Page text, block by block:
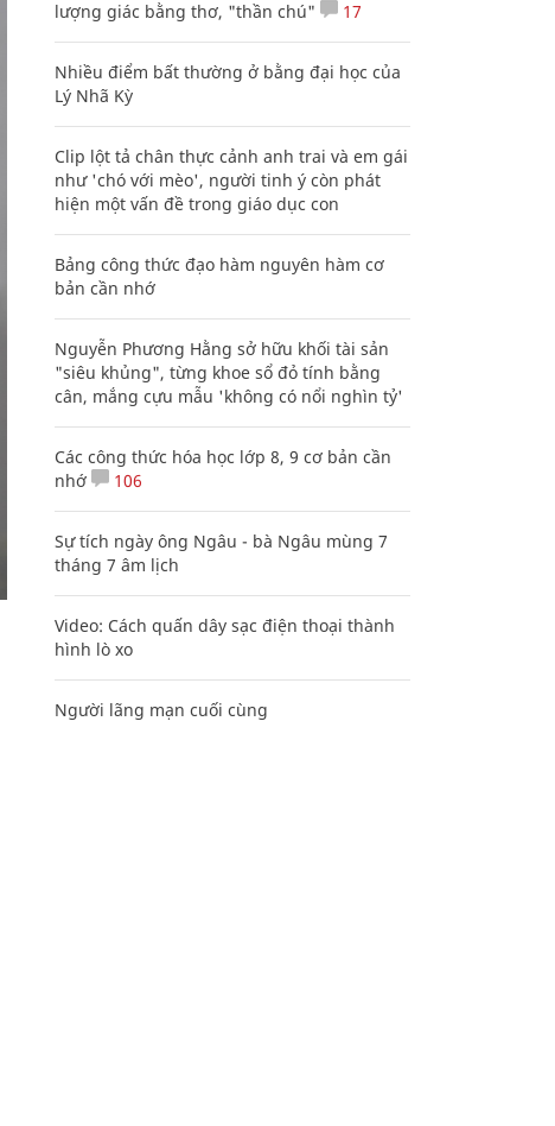
lượng giác bằng thơ, "thần chú"
17
Nhiều điểm bất thường ở bằng đại học của
Lý Nhã Kỳ
Clip lột tả chân thực cảnh anh trai và em gái
như 'chó với mèo', người tinh ý còn phát
hiện một vấn đề trong giáo dục con
Bảng công thức đạo hàm nguyên hàm cơ
bản cần nhớ
Nguyễn Phương Hằng sở hữu khối tài sản
"siêu khủng", từng khoe sổ đỏ tính bằng
cân, mắng cựu mẫu 'không có nổi nghìn tỷ'
Các công thức hóa học lớp 8, 9 cơ bản cần
nhớ
106
Sự tích ngày ông Ngâu - bà Ngâu mùng 7
tháng 7 âm lịch
Video: Cách quấn dây sạc điện thoại thành
hình lò xo
Người lãng mạn cuối cùng